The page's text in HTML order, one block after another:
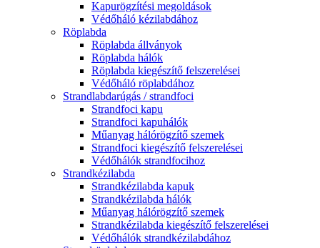
Kapurögzítési megoldások
Védőháló kézilabdához
Röplabda
Röplabda állványok
Röplabda hálók
Röplabda kiegészítő felszerelései
Védőháló röplabdához
Strandlabdarúgás / strandfoci
Strandfoci kapu
Strandfoci kapuhálók
Műanyag hálórögzítő szemek
Strandfoci kiegészítő felszerelései
Védőhálók strandfocihoz
Strandkézilabda
Strandkézilabda kapuk
Strandkézilabda hálók
Műanyag hálórögzítő szemek
Strandkézilabda kiegészítő felszerelései
Védőhálók strandkézilabdához